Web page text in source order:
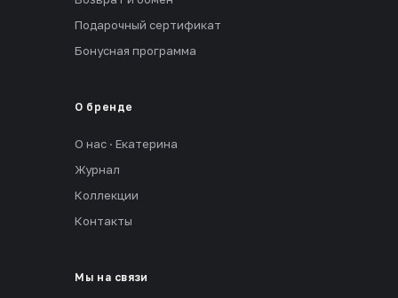
Подарочный сертификат
Бонусная программа
О бренде
О нас · Екатерина
Журнал
Коллекции
Контакты
Мы на связи